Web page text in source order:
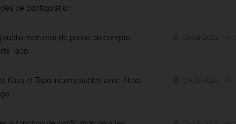
de configuration
mon mot de passe du compte
Tapo
08-09-2022
Kasa et Tapo incompatibles avec Alexa
05-26-2026